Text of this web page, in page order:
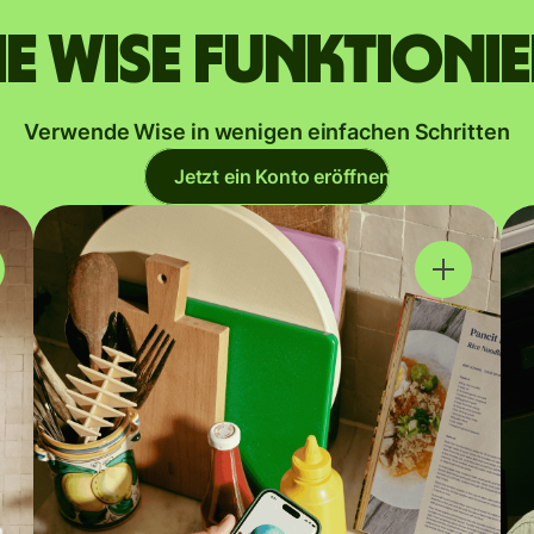
Wise
Verwende Wise in wenigen einfachen Schritten
Jetzt ein Konto eröffnen